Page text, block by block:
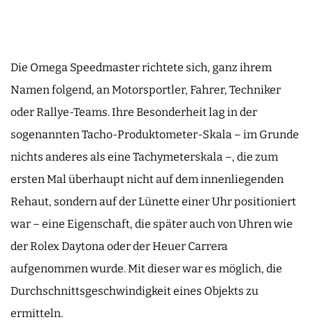
Die Omega Speedmaster richtete sich, ganz ihrem
Namen folgend, an Motorsportler, Fahrer, Techniker
oder Rallye-Teams. Ihre Besonderheit lag in der
sogenannten Tacho-Produktometer-Skala – im Grunde
nichts anderes als eine Tachymeterskala –, die zum
ersten Mal überhaupt nicht auf dem innenliegenden
Rehaut, sondern auf der Lünette einer Uhr positioniert
war – eine Eigenschaft, die später auch von Uhren wie
der Rolex Daytona oder der Heuer Carrera
aufgenommen wurde. Mit dieser war es möglich, die
Durchschnittsgeschwindigkeit eines Objekts zu
ermitteln.